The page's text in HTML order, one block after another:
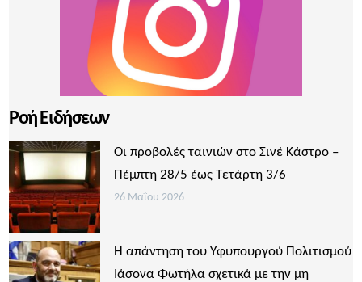
Ροή Ειδήσεων
Οι προβολές ταινιών στο Σινέ Κάστρο –
Πέμπτη 28/5 έως Τετάρτη 3/6
26 Μαΐου 2026
Η απάντηση του Υφυπουργού Πολιτισμού
Ιάσονα Φωτήλα σχετικά με την μη